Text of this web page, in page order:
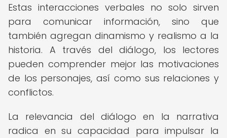
Estas interacciones verbales no solo sirven
para comunicar información, sino que
también agregan dinamismo y realismo a la
historia. A través del diálogo, los lectores
pueden comprender mejor las motivaciones
de los personajes, así como sus relaciones y
conflictos.
La relevancia del diálogo en la narrativa
radica en su capacidad para impulsar la